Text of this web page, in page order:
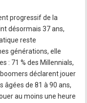
progressif de la
désormais 37 ans,
reste
générations, elle
: 71 % des Millennials,
déclarent jouer
âgées de 81 à 90 ans,
au moins une heure